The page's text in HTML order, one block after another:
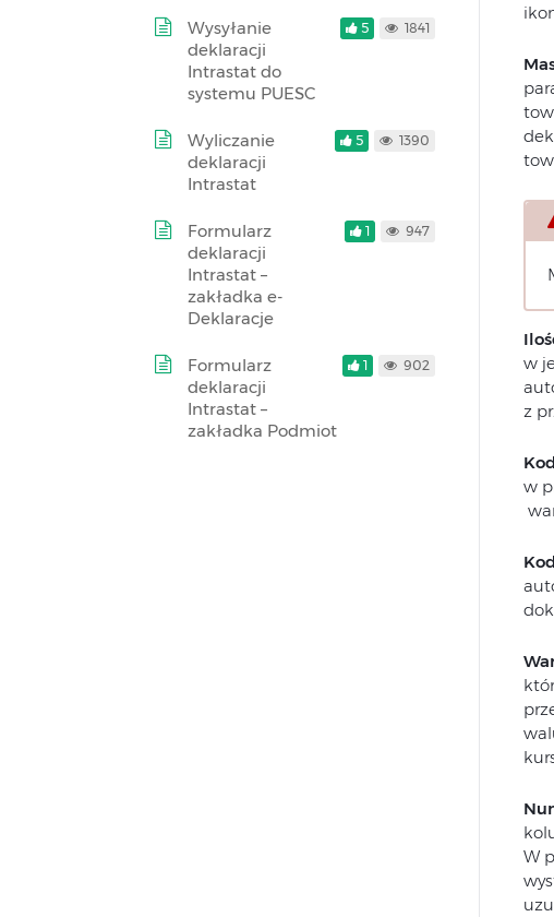
w
z
w
W
Wysyłanie
deklaracji
Intrastat do
systemu PUESC
5 1841
Wyliczanie
deklaracji
Intrastat
5 1390
Formularz
deklaracji
Intrastat –
zakładka e-
Deklaracje
1 947
Formularz
deklaracji
Intrastat –
zakładka Podmiot
1 902